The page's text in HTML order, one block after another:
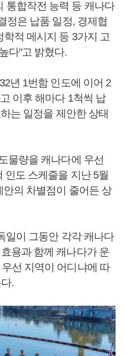
통합작전 능력 등 캐나다
정은 납품 일정, 경제협
학적 메시지 등 3가지 고
다"고 밝혔다.
년 1번함 인도에 이어 2
이후 해마다 1척씩 납
는 일정을 제안한 상태
물량을 캐나다에 우선
인도 스케줄을 지난 5월
의 차별점이 줄어든 상
일이 그동안 각각 캐나다
용과 함께 캐나다가 운
선 지역이 어디냐에 따
.